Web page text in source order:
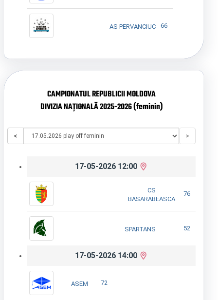
AS PERVANCIUC 66
CAMPIONATUL REPUBLICII MOLDOVA
DIVIZIA NAȚIONALĂ 2025-2026 (feminin)
< >
17-05-2026 12:00
CS
BASARABEASCA
76
SPARTANS 52
17-05-2026 14:00
ASEM 72